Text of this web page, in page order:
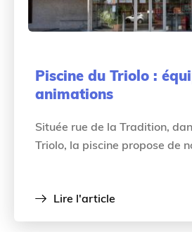
Piscine du Triolo :
animations
Située rue de la Tradition,
Triolo, la piscine propose de
Lire l'article